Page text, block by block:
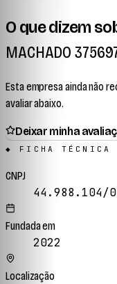
O que dizem
MACHADO
Esta empresa ainda não
avaliar abaixo.
Deixar minha
◆ FICHA TÉCNICA
CNPJ
44.988.104/
Fundada em
2022
Localização